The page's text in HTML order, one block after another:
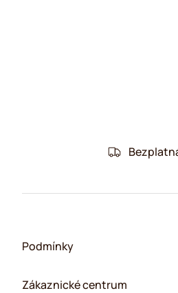
Podmínky
Zákaznické centrum